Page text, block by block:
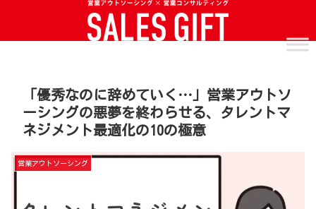
「優秀なのに辞めていく…」営業アウトソ
ーシングの悪夢を終わらせる、タレントマ
ネジメント最適化の10の極意
営業アウトソーシング